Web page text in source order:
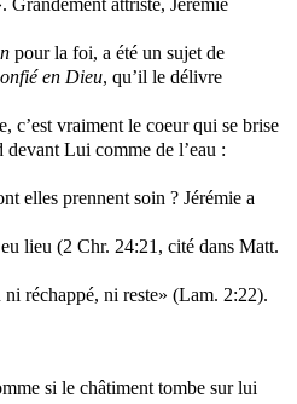
Grandement attristé, Jérémie
pour la foi, a été un sujet de
en Dieu, qu’il le délivre
c’est vraiment le coeur qui se brise
Lui comme de l’eau :
elles prennent soin ? Jérémie a
lieu (2 Chr. 24:21, cité dans Matt.
ni réchappé, ni reste» (Lam. 2:22).
si le châtiment tombe sur lui